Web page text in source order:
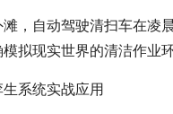
，自动驾驶清扫车在凌
拟现实世界的清洁作业